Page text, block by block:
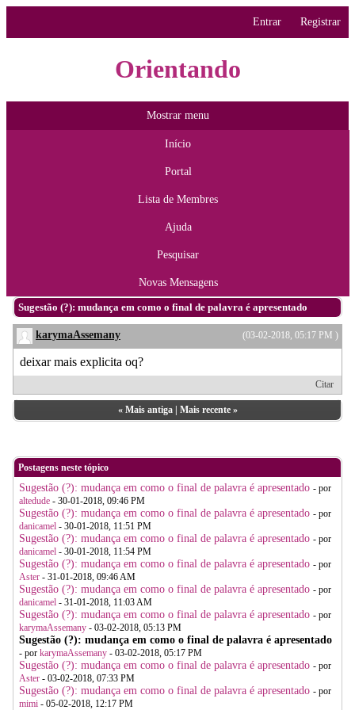
Entrar Registrar
Orientando
Mostrar menu
Início
Portal
Lista de Membres
Ajuda
Pesquisar
Novas Mensagens
Sugestão (?): mudança em como o final de palavra é apresentado
(03-02-2018, 05:17 PM )
karymaAssemany
deixar mais explicita oq?
Citar
« Mais antiga| Mais recente»
Postagens neste tópico
Sugestão (?): mudança em como o final de palavra é apresentado - por
altedude - 30-01-2018, 09:46 PM
Sugestão (?): mudança em como o final de palavra é apresentado - por
danicamel - 30-01-2018, 11:51 PM
Sugestão (?): mudança em como o final de palavra é apresentado - por
danicamel - 30-01-2018, 11:54 PM
Sugestão (?): mudança em como o final de palavra é apresentado - por
Aster - 31-01-2018, 09:46 AM
Sugestão (?): mudança em como o final de palavra é apresentado - por
danicamel - 31-01-2018, 11:03 AM
Sugestão (?): mudança em como o final de palavra é apresentado - por
karymaAssemany - 03-02-2018, 05:13 PM
Sugestão (?): mudança em como o final de palavra é apresentado
- por karymaAssemany - 03-02-2018, 05:17 PM
Sugestão (?): mudança em como o final de palavra é apresentado - por
Aster - 03-02-2018, 07:33 PM
Sugestão (?): mudança em como o final de palavra é apresentado - por
mimi - 05-02-2018, 12:17 PM